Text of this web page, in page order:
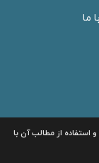
از مطالب آن با